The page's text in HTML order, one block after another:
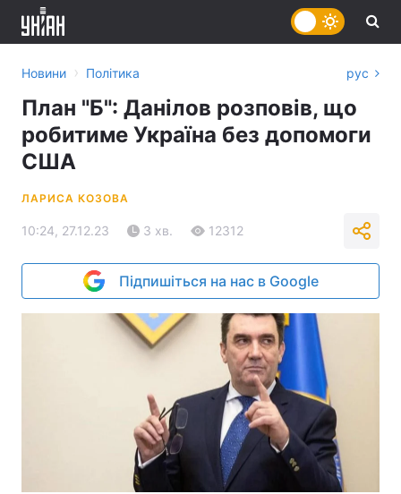
Новини › Політика рус
План "Б": Данілов розповів, що
робитиме Україна без допомоги
США
ЛАРИСА КОЗОВА
10:24, 27.12.23 3 хв. 12312
Підпишіться на нас в Google